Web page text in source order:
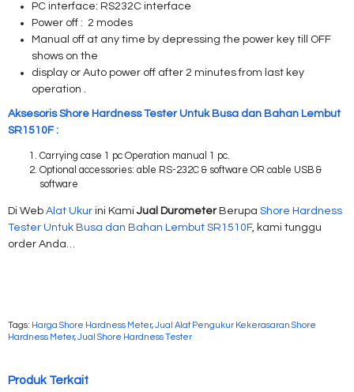
PC interface: RS232C interface
Power off : 2 modes
Manual off at any time by depressing the power key till OFF
shows on the
display or Auto power off after 2 minutes from last key
operation .
Aksesoris Shore Hardness Tester Untuk Busa dan Bahan Lembut
SR1510F :
Carrying case 1 pc Operation manual 1 pc.
Optional accessories: able RS-232C & software OR cable USB &
software
Di Web Alat Ukur ini KamiJual DurometerBerupa Shore Hardness
Tester Untuk Busa dan Bahan Lembut SR1510F, kami tunggu
order Anda…
Tags: Harga Shore Hardness Meter,Jual Alat Pengukur Kekerasaran Shore
Hardness Meter,Jual Shore Hardness Tester
Produk Terkait